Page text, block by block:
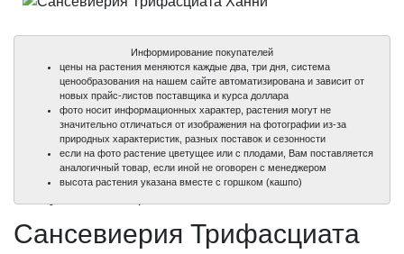
100%
100%
Информирование покупателей
цены на растения меняются каждые два, три дня, система
ценообразования на нашем сайте автоматизирована и зависит от
новых прайс-листов поставщика и курса доллара
фото носит информационных характер, растения могут не
значительно отличаться от изображения на фотографии из-за
природных характеристик, разных поставок и сезонности
если на фото растение цветущее или с плодами, Вам поставляется
аналогичный товар, если иной не оговорен с менеджером
высота растения указана вместе с горшком (кашпо)
Сансевиерия Трифасциата